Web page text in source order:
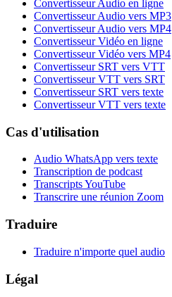
Convertisseur Audio en ligne
Convertisseur Audio vers MP3
Convertisseur Audio vers MP4
Convertisseur Vidéo en ligne
Convertisseur Vidéo vers MP4
Convertisseur SRT vers VTT
Convertisseur VTT vers SRT
Convertisseur SRT vers texte
Convertisseur VTT vers texte
Cas d'utilisation
Audio WhatsApp vers texte
Transcription de podcast
Transcripts YouTube
Transcrire une réunion Zoom
Traduire
Traduire n'importe quel audio
Légal